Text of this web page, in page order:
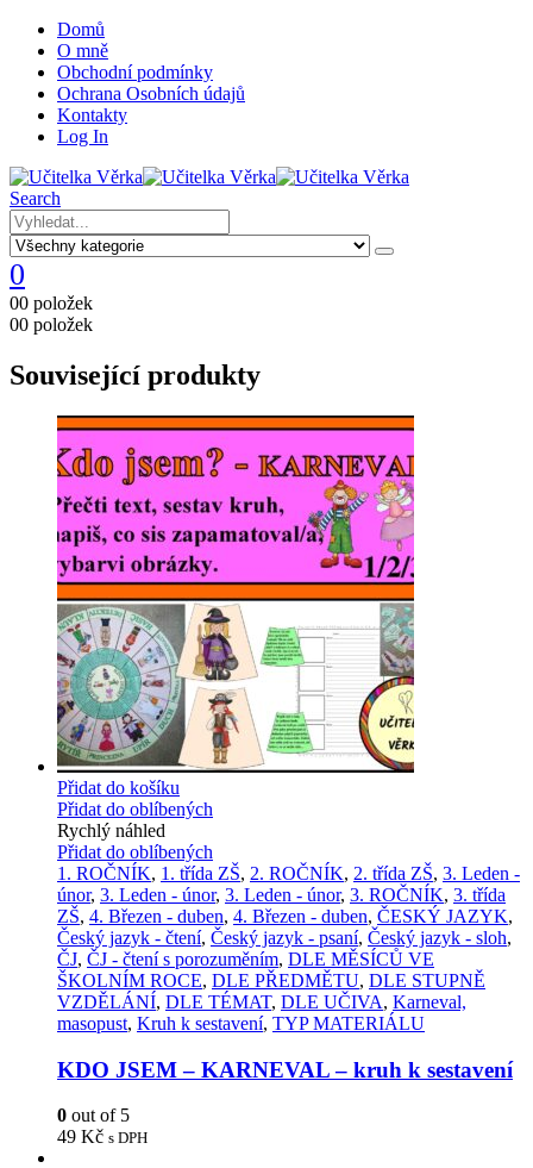
Domů
O mně
Obchodní podmínky
Ochrana Osobních údajů
Kontakty
Log In
Search
0
00 položek
00 položek
Související produkty
Přidat do košíku
Přidat do oblíbených
Rychlý náhled
Přidat do oblíbených
1. ROČNÍK, 1. třída ZŠ, 2. ROČNÍK, 2. třída ZŠ, 3. Leden -
únor, 3. Leden - únor, 3. Leden - únor, 3. ROČNÍK, 3. třída
ZŠ, 4. Březen - duben, 4. Březen - duben, ČESKÝ JAZYK,
Český jazyk - čtení, Český jazyk - psaní, Český jazyk - sloh,
ČJ, ČJ - čtení s porozuměním, DLE MĚSÍCŮ VE
ŠKOLNÍM ROCE, DLE PŘEDMĚTU, DLE STUPNĚ
VZDĚLÁNÍ, DLE TÉMAT, DLE UČIVA, Karneval,
masopust, Kruh k sestavení, TYP MATERIÁLU
KDO JSEM – KARNEVAL – kruh k sestavení
0 out of 5
49 Kč s DPH